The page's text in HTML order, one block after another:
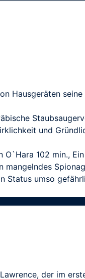
Hausgeräten
und
O`Hara 102 min.,
mangelndes
Status umso
der im